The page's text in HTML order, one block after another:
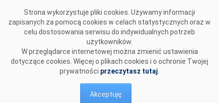
Strona wykorzystuje pliki cookies. Używamy informacji
zapisanych za pomocą cookies w celach statystycznych oraz w
celu dostosowania serwisu do indywidualnych potrzeb
użytkowników.
W przeglądarce internetowej można zmienić ustawienia
dotyczące cookies. Więcej o plikach cookies i o ochronie Twojej
prywatności przeczytasz tutaj
Akceptuję